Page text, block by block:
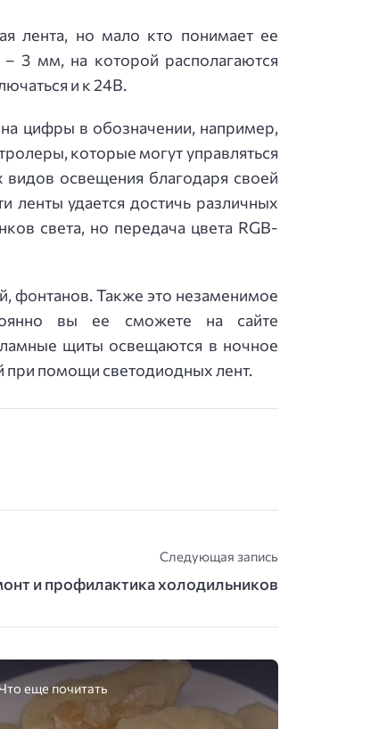
лента, но мало кто понимает ее
3 мм, на которой располагаются
и к 24В.
цифры в обозначении, например,
которые могут управляться
видов освещения благодаря своей
ленты удается достичь различных
света, но передача цвета RGB-
фонтанов. Также это незаменимое
вы ее сможете на сайте
щиты освещаются в ночное
при помощи светодиодных лент.
Следующая запись
и профилактика холодильников
еще почитать